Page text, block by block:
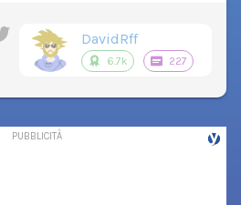
DavidRff
6.7k 227